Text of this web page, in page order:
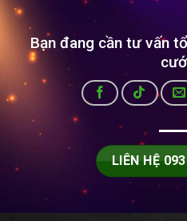
Bạn đang cần tư vấn
LIÊN HỆ